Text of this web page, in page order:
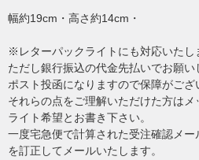
幅約19cm・高さ約14cm・
※レターパックライトにも対応いたし
ただし銀行振込の代金先払いでお願い
ポスト投函になりますので保障がござ
それらの点をご理解いただけた方は
ライト希望とお書き下さい。
一度宅急便で計算された受注確認メ
を訂正してメールいたします。